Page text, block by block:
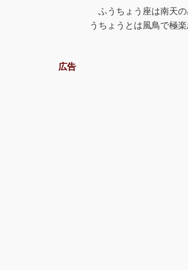
ふうちょう座は南天
うちょうとは風鳥で極
広告